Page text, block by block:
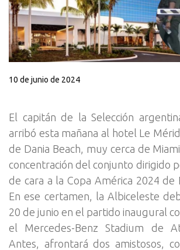
10 de junio de 2024
El capitán de la Selección
arribó esta mañana al hotel Le
de Dania Beach, muy cerca de
concentración del conjunto dirigido
de cara a la Copa América 2024 de
En ese certamen, la Albiceleste
20 de junio en el partido inaugural
el Mercedes-Benz Stadium de
Antes, afrontará dos amistosos,